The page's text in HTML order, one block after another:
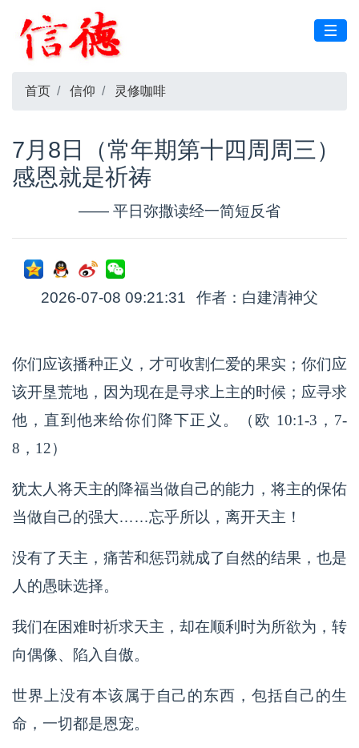
首页 信仰 灵修咖啡
7月8日（常年期第十四周周三）
感恩就是祈祷
—— 平日弥撒读经一简短反省
2026-07-08 09:21:31 作者：白建清神父
你们应该播种正义，才可收割仁爱的果实；你们应
该开垦荒地，因为现在是寻求上主的时候；应寻求
他，直到他来给你们降下正义。（欧 10:1-3，7-
8，12）
犹太人将天主的降福当做自己的能力，将主的保佑
当做自己的强大……忘乎所以，离开天主！
没有了天主，痛苦和惩罚就成了自然的结果，也是
人的愚昧选择。
我们在困难时祈求天主，却在顺利时为所欲为，转
向偶像、陷入自傲。
世界上没有本该属于自己的东西，包括自己的生
命，一切都是恩宠。